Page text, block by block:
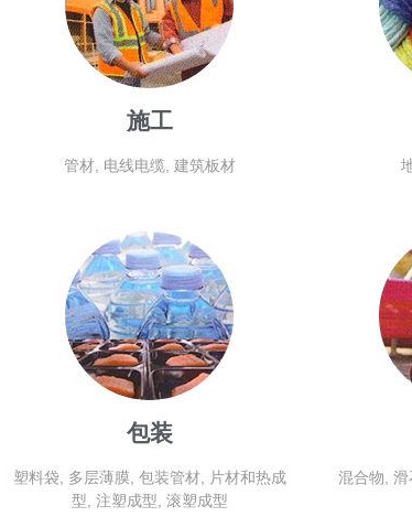
施工
管材, 电线电缆, 建筑板材
包装
塑料袋, 多层薄膜, 包装管材, 片材和热成
型, 注塑成型, 滚塑成型
混合物, 滑